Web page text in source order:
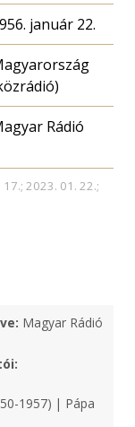
január 22.
Rádió
2023. 01. 22.;
Magyar Rádió
1957) | Pápa